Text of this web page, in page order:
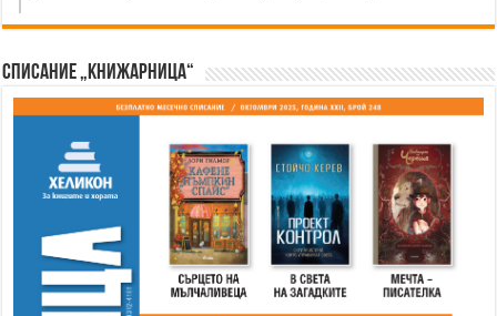
Списание „Книжарница“